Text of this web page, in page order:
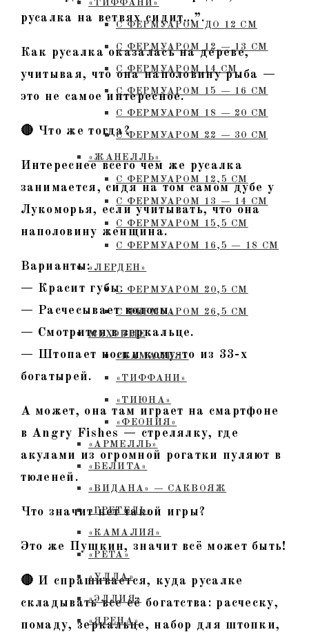
«ТИФФАНИ»
С ФЕРМУАРОМ ДО 12 СМ
С ФЕРМУАРОМ 12 — 13 СМ
С ФЕРМУАРОМ 14 СМ
С ФЕРМУАРОМ 15 — 16 СМ
C ФЕРМУАРОМ 18 — 20 СМ
С ФЕРМУАРОМ 22 — 30 СМ
«ЖАНЕЛЛЬ»
С ФЕРМУАРОМ 12,5 СМ
С ФЕРМУАРОМ 13 — 14 СМ
С ФЕРМУАРОМ 15,5 СМ
С ФЕРМУАРОМ 16,5 — 18 СМ
«ЛЕРДЕН»
С ФЕРМУАРОМ 20,5 СМ
С ФЕРМУАРОМ 26,5 СМ
МЕХОВЫЕ
«КАМАЛИЯ»
«ТИФФАНИ»
«ТИЮНА»
«ФЕОНИЯ»
«АРМЕЛЛЬ»
«БЕЛИТА»
«ВИДАНА» — САКВОЯЖ
«ГРЕТЕЛЬ»
«КАМАЛИЯ»
«РЕТА»
«УЛЛА»
«ЭЛЛИЯ»
«ЯРЕНА»
русалка на ветвях сидит…”.
Как русалка оказалась на дереве,
учитывая, что она наполовину рыба —
это не самое интересное.
🔴 Что же тогда?
Интереснее всего чем же русалка
занимается, сидя на том самом дубе у
Лукоморья, если учитывать, что она
наполовину женщина.
Варианты:
— Красит губы.
— Расчесывает волосы.
— Смотрится в зеркальце.
— Штопает носки кому-то из 33-х
богатырей.
А может, она там играет на смартфоне
в Angry Fishes — стрелялку, где
акулами из огромной рогатки пуляют в
тюленей.
Что значит нет такой игры?
Это же Пушкин, значит всё может быть!
🔴 И спрашивается, куда русалке
складывать все её богатства: расческу,
помаду, зеркальце, набор для штопки,